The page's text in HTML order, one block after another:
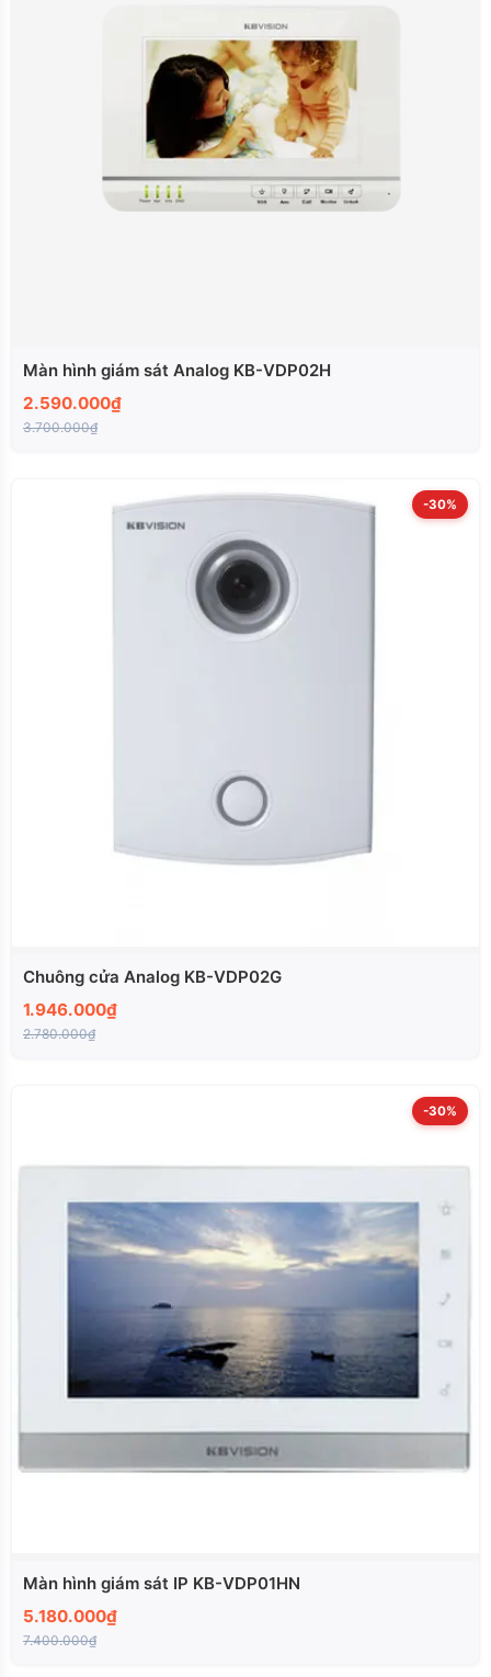
Màn hình giám sát Analog KB-VDP02H
2.590.000₫
3.700.000₫
-30%
Chuông cửa Analog KB-VDP02G
1.946.000₫
2.780.000₫
-30%
Màn hình giám sát IP KB-VDP01HN
5.180.000₫
7.400.000₫